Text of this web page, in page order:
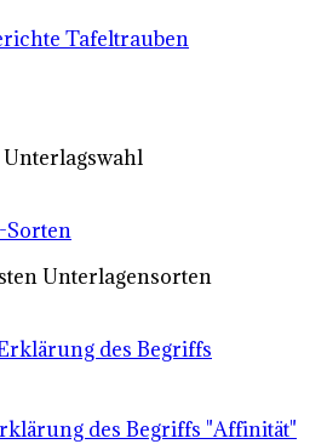
Tafeltrauben
Sorten
Unterlagensorten
des Begriffs
des Begriffs "Affinität"